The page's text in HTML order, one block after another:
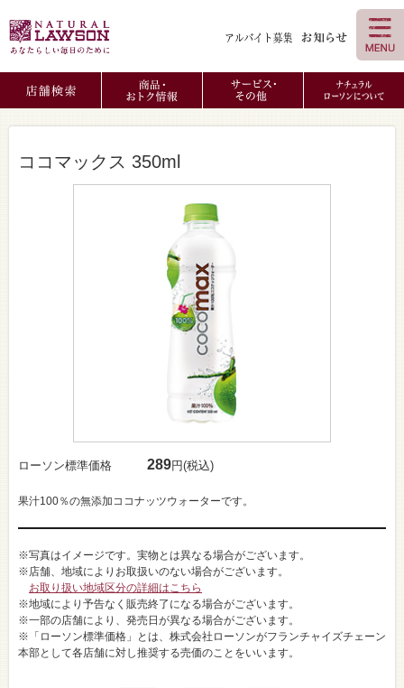
ココマックス 350ml
ローソン標準価格 289円(税込)
果汁100％の無添加ココナッツウォーターです。
※写真はイメージです。実物とは異なる場合がございます。
※店舗、地域によりお取扱いのない場合がございます。
お取り扱い地域区分の詳細はこちら
※地域により予告なく販売終了になる場合がございます。
※一部の店舗により、発売日が異なる場合がございます。
※「ローソン標準価格」とは、株式会社ローソンがフランチャイズチェーン
本部として各店舗に対し推奨する売価のことをいいます。